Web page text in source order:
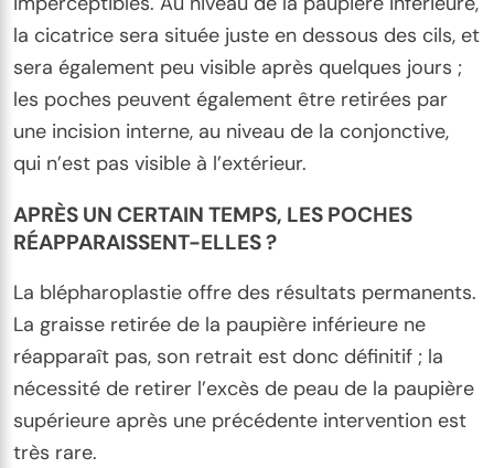
la cicatrice sera située juste en dessous des cils, et
sera également peu visible après quelques jours ;
les poches peuvent également être retirées par
une incision interne, au niveau de la conjonctive,
qui n’est pas visible à l’extérieur.
APRÈS UN CERTAIN TEMPS, LES POCHES
RÉAPPARAISSENT-ELLES ?
La blépharoplastie offre des résultats permanents.
La graisse retirée de la paupière inférieure ne
réapparaît pas, son retrait est donc définitif ; la
nécessité de retirer l’excès de peau de la paupière
supérieure après une précédente intervention est
très rare.